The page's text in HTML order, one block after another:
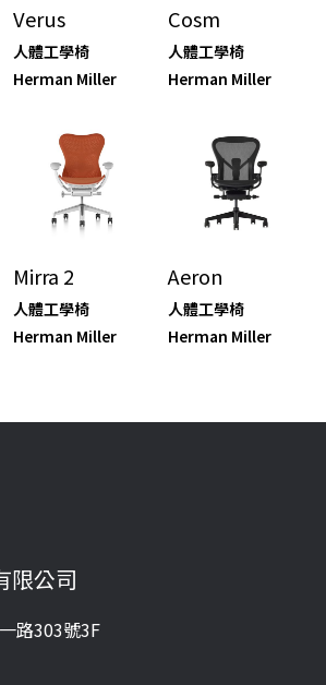
Verus
人體工學椅
Herman Miller
Cosm
人體工學椅
Herman Miller
Mirra 2
人體工學椅
Herman Miller
Aeron
人體工學椅
Herman Miller
限公司
路303號3F